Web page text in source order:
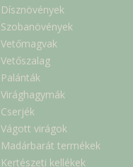
Dísznövények
Szobanövények
Vetőmagvak
Vetőszalag
Palánták
Virághagymák
Cserjék
Vágott virágok
Madárbarát termékek
Kertészeti kellékek